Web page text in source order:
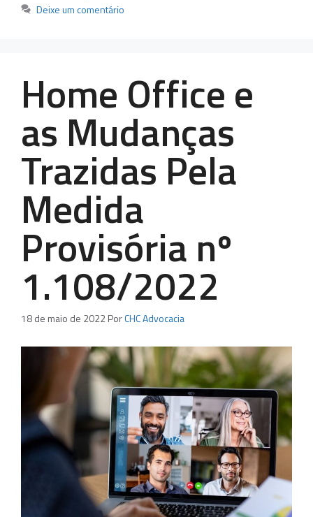
Deixe um comentário
Home Office e
as Mudanças
Trazidas Pela
Medida
Provisória nº
1.108/2022
18 de maio de 2022PorCHC Advocacia